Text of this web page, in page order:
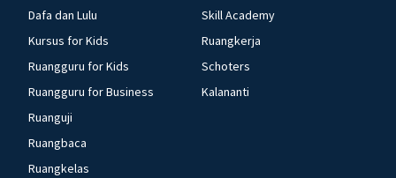
Dafa dan Lulu
Kursus for Kids
Ruangguru for Kids
Ruangguru for Business
Ruanguji
Ruangbaca
Ruangkelas
Skill Academy
Ruangkerja
Schoters
Kalananti